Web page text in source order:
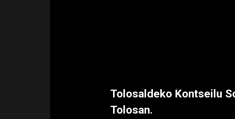
Tolosaldeko Kontseilu
Tolosan.